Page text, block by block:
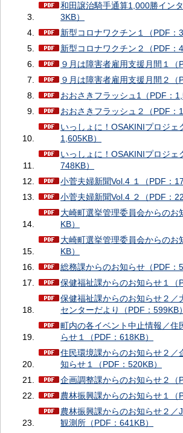
和田譲治騎手通算1,000勝イン
3KB）
新型コロナワクチン１（PDF：
新型コロナワクチン２（PDF：
９月は障害者雇用支援月間１（
９月は障害者雇用支援月間２（
おおさきフラッシュ1（PDF：
おおさきフラッシュ２（PDF：
いっしょに！OSAKINIプロジェ
1,605KB）
いっしょに！OSAKINIプロジェ
748KB）
小菅夫婦新聞Vol.4 １（PDF：
小菅夫婦新聞Vol.4 ２（PDF：
大崎町選挙管理委員会からのお
KB）
大崎町選挙管理委員会からのお
KB）
総務課からのお知らせ（PDF：
保健福祉課からのお知らせ１（
保健福祉課からのお知らせ２／
センターだより（PDF：599KB）
町内の各イベント中止情報／住
らせ１（PDF：618KB）
住民環境課からのお知らせ２／
知らせ１（PDF：520KB）
企画調整課からのお知らせ２（
農林振興課からのお知らせ１（
農林振興課からのお知らせ２／
観測所（PDF：641KB）